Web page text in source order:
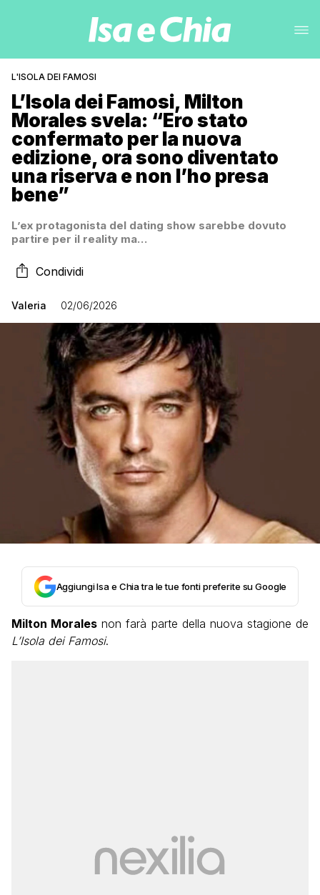
L'ISOLA DEI FAMOSI
L’Isola dei Famosi, Milton
Morales svela: “Ero stato
confermato per la nuova
edizione, ora sono diventato
una riserva e non l’ho presa
bene”
L’ex protagonista del dating show sarebbe dovuto
partire per il reality ma…
Condividi
Valeria 02/06/2026
Aggiungi Isa e Chia tra le tue fonti preferite su Google
Milton Morales non farà parte della nuova stagione de
L’Isola dei Famosi.